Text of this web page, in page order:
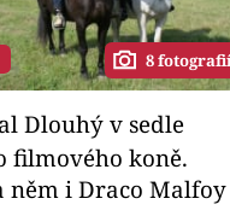
8
filmového koně.
něm i Draco Malfoy